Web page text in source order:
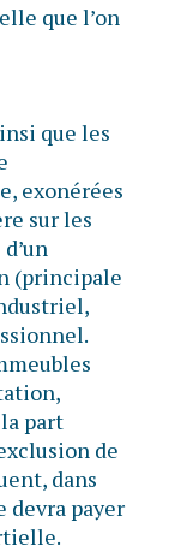
que l’on
que les
exonérées
sur les
(principale
part
de
dans
devra payer